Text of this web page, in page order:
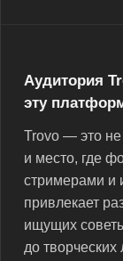
Аудитория
эту
Trovo — это
и место, где
стримерами и
привлекает
ищущих
до